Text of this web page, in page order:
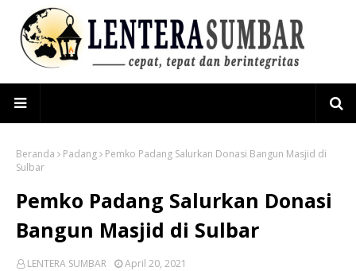
Beranda Padang
Pemko Padang Salurkan Donasi Bangun Masjid di
Sulbar
Pemko Padang Salurkan Donasi
Bangun Masjid di Sulbar
LENTERA SUMBAR April 20, 2021